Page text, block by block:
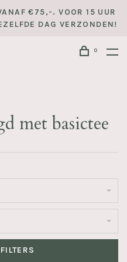
€75,-. VOOR 15 UUR
DAG VERZONDEN!
0
met basictee